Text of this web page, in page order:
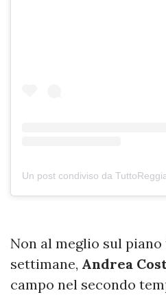
Un post condiviso da
Non al meglio sul
settimane, Andrea
campo nel secondo